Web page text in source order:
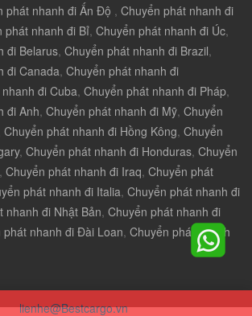
phát nhanh đi Ấn Độ , Chuyển phát nhanh đi
phát nhanh đi Bỉ, Chuyển phát nhanh đi Úc,
đi Belarus, Chuyển phát nhanh đi Brazil,
đi Canada, Chuyển phát nhanh đi
đi Cuba, Chuyển phát nhanh đi Pháp,
đi Anh, Chuyển phát nhanh đi Mỹ, Chuyển
Chuyển phát nhanh đi Hồng Kông, Chuyển
, Chuyển phát nhanh đi Honduras, Chuyển
, Chuyển phát nhanh đi Iraq, Chuyển phát
phát nhanh đi Italia, Chuyển phát nhanh đi
nhanh đi Nhật Bản, Chuyển phát nhanh đi
phát nhanh đi Đài Loan, Chuyển phát nhanh
lienhe@Bestcargo.vn